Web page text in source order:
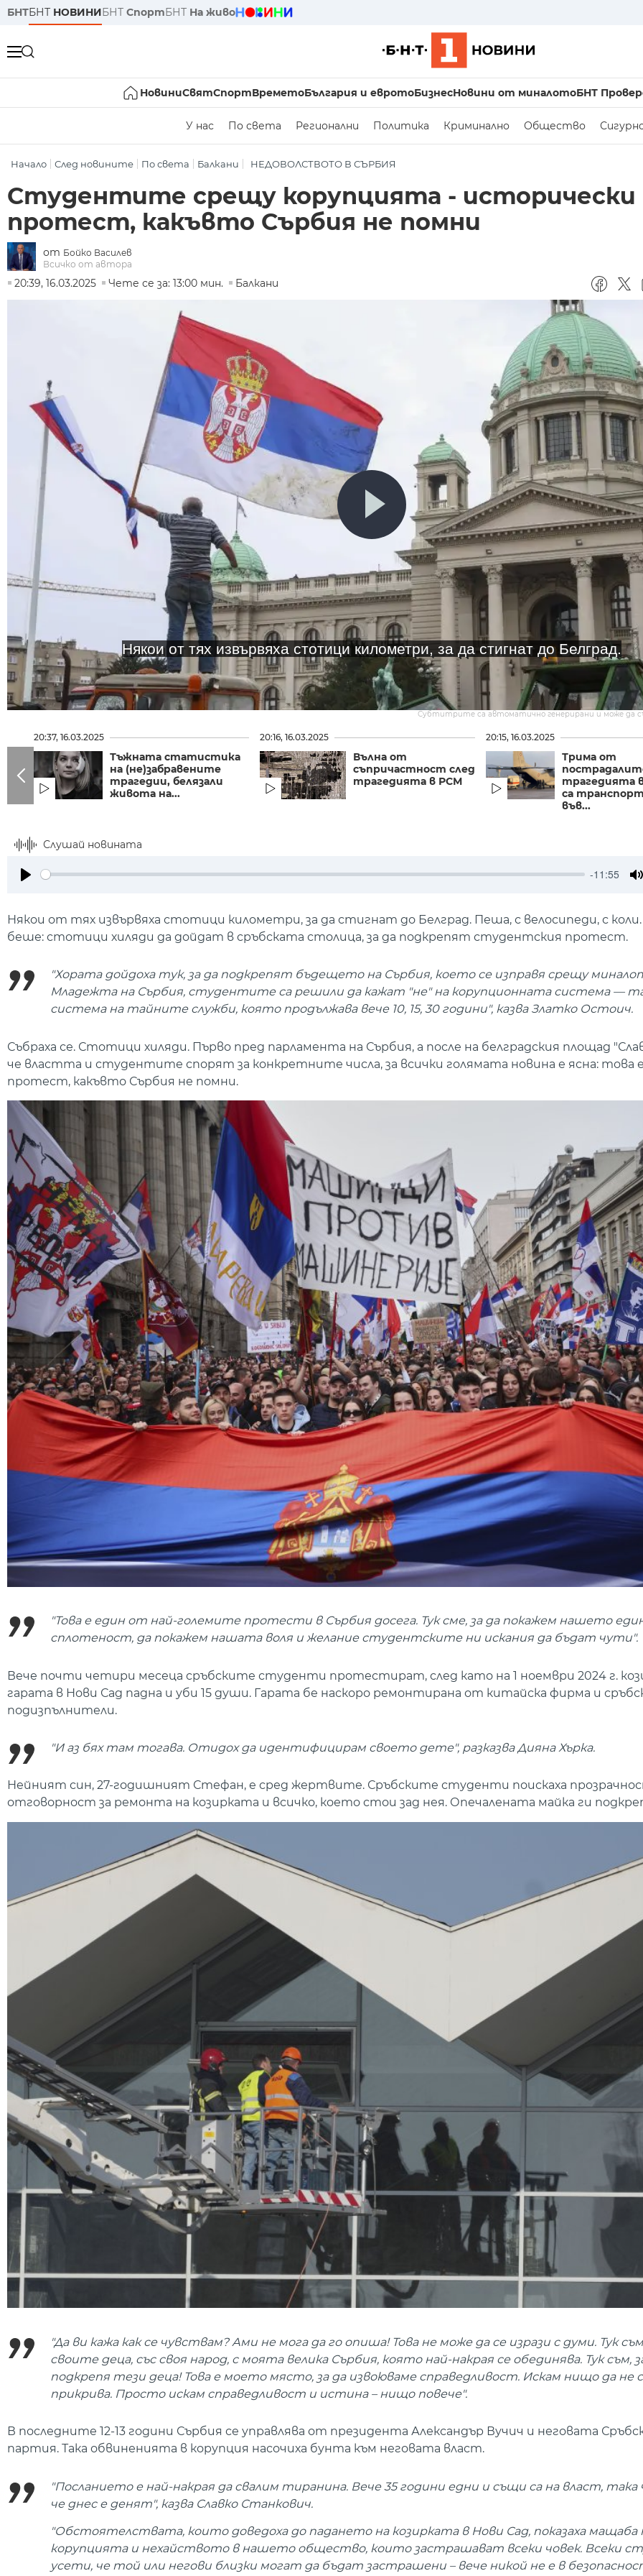
БНТБНТ НОВИНИБНТ СпортБНТ На живо
НовиниСвятСпортВреметоБългария и евротоБизнесНовини от миналотоБНТ
У нас По света Регионални Политика Криминално Общество
Начало След новините По света Балкани НЕДОВОЛСТВОТО В СЪРБИЯ
Студентите срещу корупцията - исторически
протест, какъвто Сърбия не помни
от Бойко Василев
Всичко от автора
20:39, 16.03.2025
Чете се за: 13:00 мин. Балкани
Някои от тях извървяха стотици километри, за да стигнат до Белград.
Субтитрите са автоматично генерирани и може да
20:37, 16.03.2025
Тъжната статистика
на (не)забравените
трагедии, белязали
живота на...
20:16, 16.03.2025
Вълна от
съпричастност след
трагедията в РСМ
20:15, 16.03.2025
Трима от
трагедията
са
във...
Слушай новината
-11:55
Някои от тях извървяха стотици километри, за да стигнат до Белград. Пеша, с велосипеди, с
беше: стотици хиляди да дойдат в сръбската столица, за да подкрепят студентския протест.
"Хората дойдоха тук, за да подкрепят бъдещето на Сърбия, което се изправя срещу
Младежта на Сърбия, студентите са решили да кажат "не" на корупционната система —
система на тайните служби, която продължава вече 10, 15, 30 години", казва Златко Остоич.
Събраха се. Стотици хиляди. Първо пред парламента на Сърбия, а после на белградския площад
че властта и студентите спорят за конкретните числа, за всички голямата новина е ясна: това
протест, какъвто Сърбия не помни.
"Това е един от най-големите протести в Сърбия досега. Тук сме, за да покажем нашето
сплотеност, да покажем нашата воля и желание студентските ни искания да бъдат чути".
Вече почти четири месеца сръбските студенти протестират, след като на 1 ноември 2024 г.
гарата в Нови Сад падна и уби 15 души. Гарата бе наскоро ремонтирана от китайска фирма и
подизпълнители.
"И аз бях там тогава. Отидох да идентифицирам своето дете", разказва Дияна Хърка.
Нейният син, 27-годишният Стефан, е сред жертвите. Сръбските студенти поискаха
отговорност за ремонта на козирката и всичко, което стои зад нея. Опечалената майка ги
"Да ви кажа как се чувствам? Ами не мога да го опиша! Това не може да се изрази с думи. Тук
своите деца, със своя народ, с моята велика Сърбия, която най-накрая се обединява. Тук съм,
подкрепя тези деца! Това е моето място, за да извоюваме справедливост. Искам нищо да не
прикрива. Просто искам справедливост и истина – нищо повече".
В последните 12-13 години Сърбия се управлява от президента Александър Вучич и неговата
партия. Така обвиненията в корупция насочиха бунта към неговата власт.
"Посланието е най-накрая да свалим тиранина. Вече 35 години едни и същи са на власт, така
че днес е денят", казва Славко Станкович.
"Обстоятелствата, които доведоха до падането на козирката в Нови Сад, показаха мащаба
корупцията и нехайството в нашето общество, които застрашават всеки човек. Всеки
усети, че той или негови близки могат да бъдат застрашени – вече никой не е в